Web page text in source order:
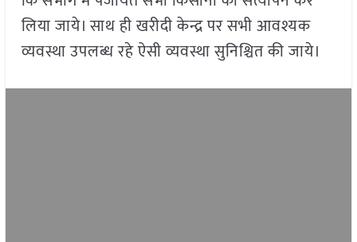
लिया जाये। साथ ही खरीदी केन्द्र पर सभी आवश्यक
व्यवस्था उपलब्ध रहे ऐसी व्यवस्था सुनिश्चित की जाये।